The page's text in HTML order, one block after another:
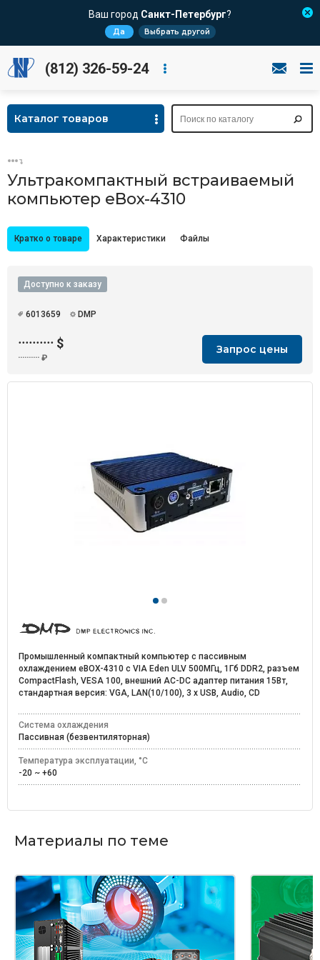
Ваш город Санкт-Петербург?
Да Выбрать другой
(812) 326-59-24
Каталог товаров
Ультракомпактный встраиваемый
компьютер eBox-4310
Кратко о товаре Характеристики Файлы
Доступно к заказу
6013659 DMP
·········· $
·········· ₽
Запрос цены
Промышленный компактный компьютер с пассивным
охлаждением eBOX-4310 с VIA Eden ULV 500МГц, 1Гб DDR2, разъем
CompactFlash, VESA 100, внешний AC-DC адаптер питания 15Вт,
стандартная версия: VGA, LAN(10/100), 3 x USB, Audio, CD
Система охлаждения
Пассивная (безвентиляторная)
Температура эксплуатации, °C
-20 ~ +60
Материалы по теме